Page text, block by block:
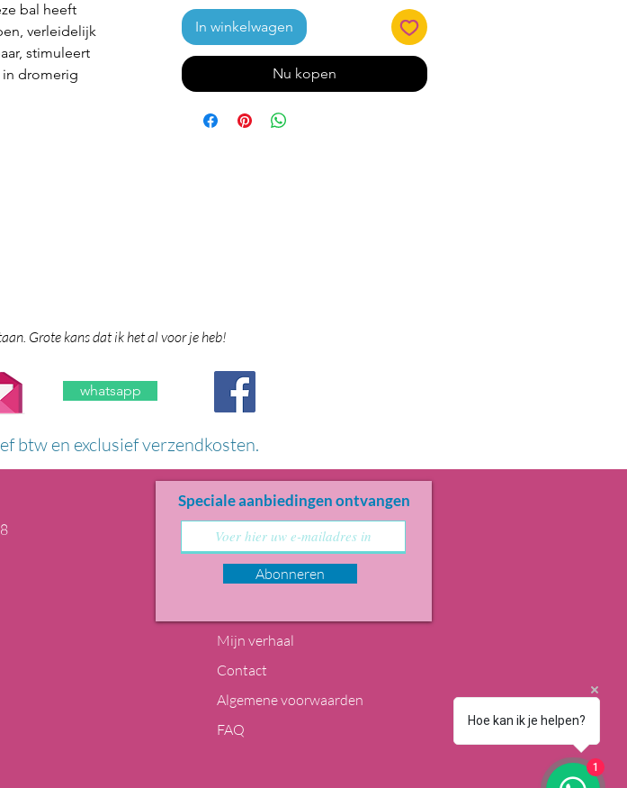
bal heeft
verleidelijk
stimuleert
in dromerig
In winkelwagen
Nu kopen
Grote kans dat ik het al voor je heb!
whatsapp
btw en exclusief verzendkosten.
Speciale aanbiedingen ontvangen
Abonneren
Mijn verhaal
Contact
Algemene voorwaarden
FAQ
Hoe kan ik je helpen?
1